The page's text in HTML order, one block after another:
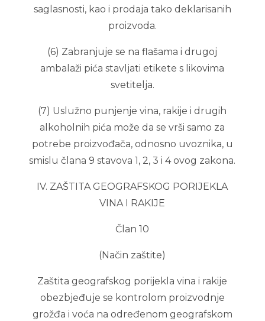
saglasnosti, kao i prodaja tako deklarisanih
proizvoda.
(6) Zabranjuje se na flašama i drugoj
ambalaži pića stavljati etikete s likovima
svetitelja.
(7) Uslužno punjenje vina, rakije i drugih
alkoholnih pića može da se vrši samo za
potrebe proizvođača, odnosno uvoznika, u
smislu člana 9 stavova 1, 2, 3 i 4 ovog zakona.
IV. ZAŠTITA GEOGRAFSKOG PORIJEKLA
VINA I RAKIJE
Član 10
(Način zaštite)
Zaštita geografskog porijekla vina i rakije
obezbjeđuje se kontrolom proizvodnje
grožđa i voća na određenom geografskom